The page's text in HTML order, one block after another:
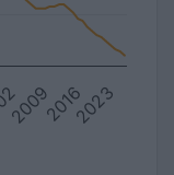
200920162023